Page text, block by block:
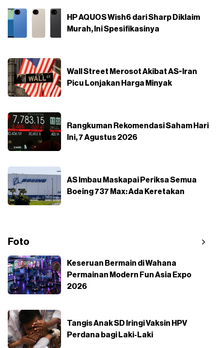
HP AQUOS Wish6 dari Sharp Diklaim
Murah, Ini Spesifikasinya
Wall Street Merosot Akibat AS-Iran
Picu Lonjakan Harga Minyak
Rangkuman Rekomendasi Saham Hari
Ini, 7 Agustus 2026
AS Imbau Maskapai Periksa Semua
Boeing 737 Max: Ada Keretakan
Foto
Keseruan Bermain di Wahana
Permainan Modern Fun Asia Expo
2026
Tangis Anak SD Iringi Vaksin HPV
Perdana bagi Laki-Laki